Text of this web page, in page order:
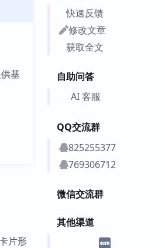
快速反馈
修改文章
获取全文
自助问答
AI 客服
QQ交流群
825255377
769306712
微信交流群
其他渠道
基
片形